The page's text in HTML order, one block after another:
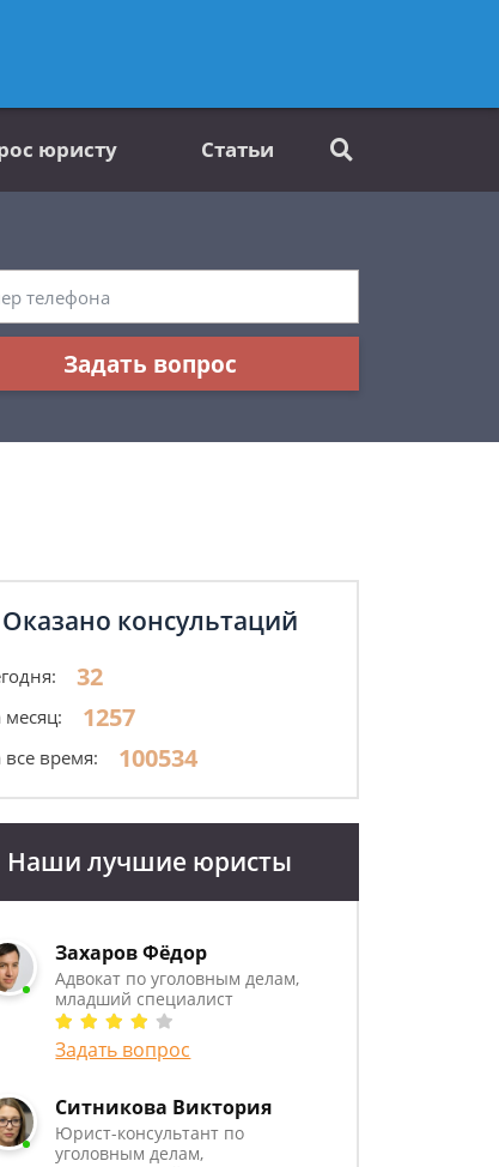
юристу Статьи
Задать вопрос
Оказано консультаций
32
месяц: 1257
все время: 100534
Наши лучшие юристы
Захаров Фёдор
Адвокат по уголовным делам,
младший специалист
Задать вопрос
Ситникова Виктория
Юрист-консультант по
уголовным делам,